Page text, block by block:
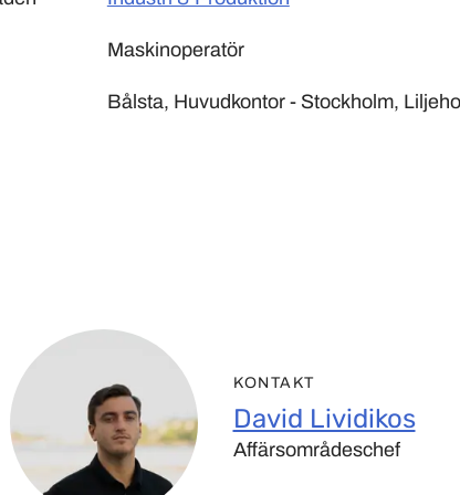
Maskinoperatör
Bålsta, Huvudkontor - Stockholm,
KONTAKT
David Lividikos
Affärsområdeschef